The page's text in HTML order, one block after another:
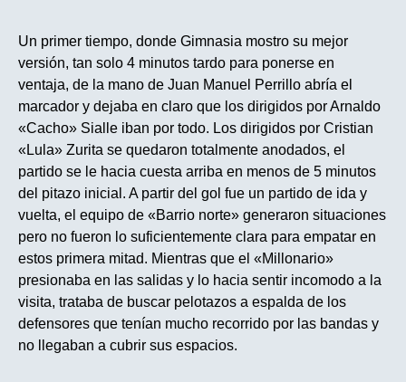
Un primer tiempo, donde Gimnasia mostro su mejor
versión, tan solo 4 minutos tardo para ponerse en
ventaja, de la mano de Juan Manuel Perrillo abría el
marcador y dejaba en claro que los dirigidos por Arnaldo
«Cacho» Sialle iban por todo. Los dirigidos por Cristian
«Lula» Zurita se quedaron totalmente anodados, el
partido se le hacia cuesta arriba en menos de 5 minutos
del pitazo inicial. A partir del gol fue un partido de ida y
vuelta, el equipo de «Barrio norte» generaron situaciones
pero no fueron lo suficientemente clara para empatar en
estos primera mitad. Mientras que el «Millonario»
presionaba en las salidas y lo hacia sentir incomodo a la
visita, trataba de buscar pelotazos a espalda de los
defensores que tenían mucho recorrido por las bandas y
no llegaban a cubrir sus espacios.